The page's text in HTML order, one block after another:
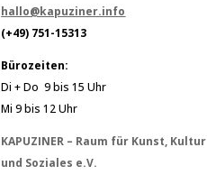
hallo@kapuziner.info
(+49) 751-15313
Bürozeiten:
Di + Do 9 bis 15 Uhr
Mi 9 bis 12 Uhr
KAPUZINER – Raum für Kunst, Kultur
und Soziales e.V.